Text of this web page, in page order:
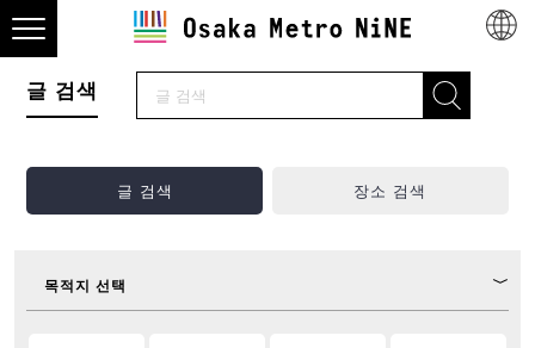
글 검색
글 검색 장소 검색
목적지 선택